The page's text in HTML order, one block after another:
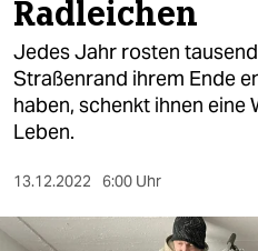
öko
gesellschaft
kultur
sport
berlin
Radleichen
Jedes Jahr rosten
Straßenrand ihrem Ende
haben, schenkt ihnen eine
Leben.
13.12.2022 6:00 Uhr